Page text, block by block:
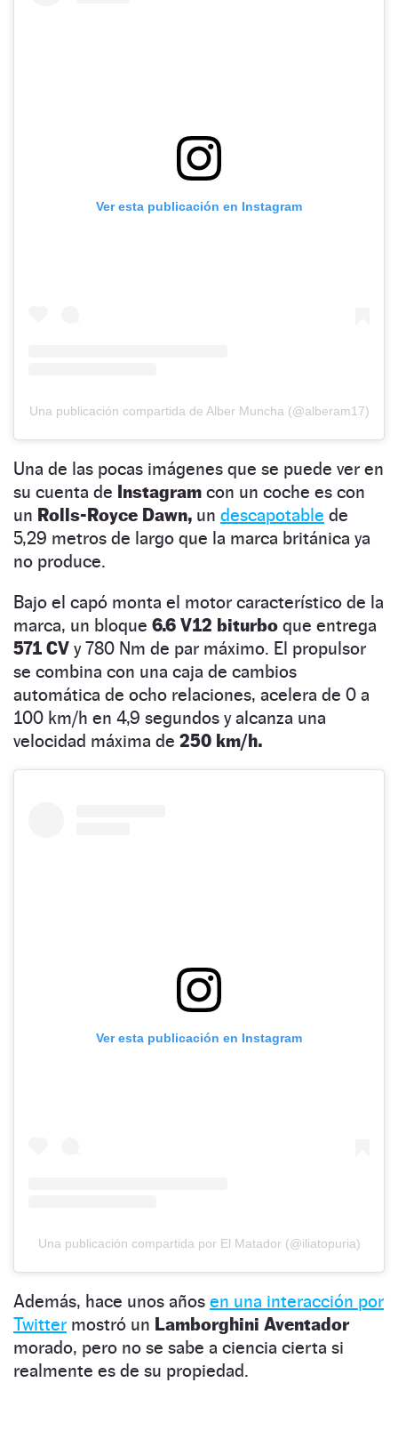
Ver esta publicación en Instagram
Una publicación compartida de Alber Muncha (@alberam17)
Una de las pocas imágenes que se puede ver en
su cuenta de Instagram con un coche es con
un Rolls-Royce Dawn, un descapotable de
5,29 metros de largo que la marca británica ya
no produce.
Bajo el capó monta el motor característico de la
marca, un bloque 6.6 V12 biturbo que entrega
571 CV y 780 Nm de par máximo. El propulsor
se combina con una caja de cambios
automática de ocho relaciones, acelera de 0 a
100 km/h en 4,9 segundos y alcanza una
velocidad máxima de 250 km/h.
Ver esta publicación en Instagram
Una publicación compartida por El Matador (@iliatopuria)
Además, hace unos años en una interacción por
Twitter mostró un Lamborghini Aventador
morado, pero no se sabe a ciencia cierta si
realmente es de su propiedad.